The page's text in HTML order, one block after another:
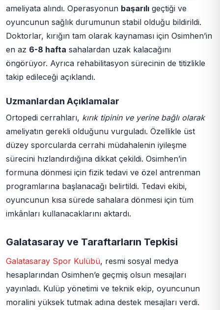
ameliyata alındı. Operasyonun başarılı geçtiği ve
oyuncunun sağlık durumunun stabil olduğu bildirildi.
Doktorlar, kırığın tam olarak kaynaması için Osimhen’in
en az 6-8 hafta sahalardan uzak kalacağını
öngörüyor. Ayrıca rehabilitasyon sürecinin de titizlikle
takip edileceği açıklandı.
Uzmanlardan Açıklamalar
Ortopedi cerrahları, kırık tipinin ve yerine bağlı olarak
ameliyatın gerekli olduğunu vurguladı. Özellikle üst
düzey sporcularda cerrahi müdahalenin iyileşme
sürecini hızlandırdığına dikkat çekildi. Osimhen’in
formuna dönmesi için fizik tedavi ve özel antrenman
programlarına başlanacağı belirtildi. Tedavi ekibi,
oyuncunun kısa sürede sahalara dönmesi için tüm
imkânları kullanacaklarını aktardı.
Galatasaray ve Taraftarların Tepkisi
Galatasaray Spor Kulübü, resmi sosyal medya
hesaplarından Osimhen’e geçmiş olsun mesajları
yayınladı. Kulüp yönetimi ve teknik ekip, oyuncunun
moralini yüksek tutmak adına destek mesajları verdi.